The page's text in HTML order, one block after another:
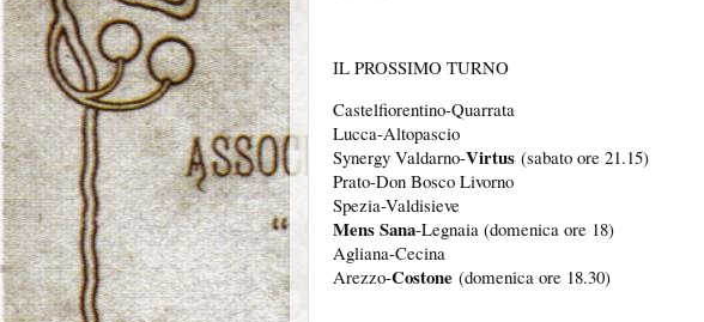
IL PROSSIMO TURNO
Castelfiorentino-Quarrata
Lucca-Altopascio
Synergy Valdarno-Virtus (sabato ore 21.15)
Prato-Don Bosco Livorno
Spezia-Valdisieve
Mens Sana-Legnaia (domenica ore 18)
Agliana-Cecina
Arezzo-Costone (domenica ore 18.30)